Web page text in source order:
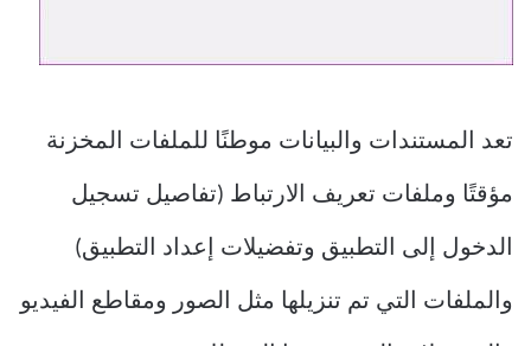
تعد المستندات والبيانات موطنًا للملفات المخزنة
مؤقتًا وملفات تعريف الارتباط (تفاصيل تسجيل
الدخول إلى التطبيق وتفضيلات إعداد التطبيق)
والملفات التي تم تنزيلها مثل الصور ومقاطع الفيديو